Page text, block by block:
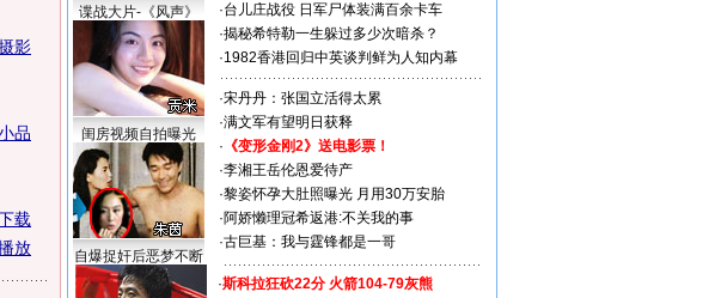
影
品
载
放
谍战大片-《风声》
闺房视频自拍曝光
自爆捉奸后恶梦不断
·台儿庄战役 日军尸体装满百余卡车
·揭秘希特勒一生躲过多少次暗杀？
·1982香港回归中英谈判鲜为人知内幕
·宋丹丹：张国立活得太累
·满文军有望明日获释
· 《变形金刚2》送电影票！
·李湘王岳伦恩爱待产
·黎姿怀孕大肚照曝光 月用30万安胎
·阿娇懒理冠希返港:不关我的事
·古巨基：我与霆锋都是一哥
·斯科拉狂砍22分 火箭104-79灰熊